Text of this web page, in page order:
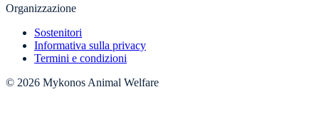
Organizzazione
Sostenitori
Informativa sulla privacy
Termini e condizioni
© 2026 Mykonos Animal Welfare